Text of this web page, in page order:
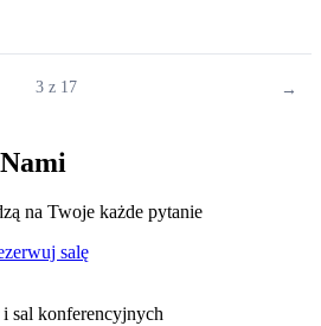
3 z 17
na Twoje każde pytanie
salę
sal konferencyjnych